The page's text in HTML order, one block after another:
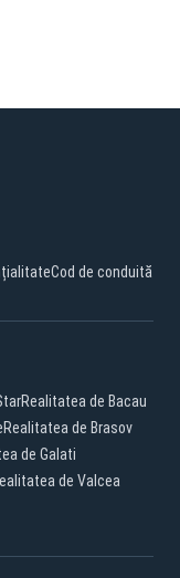
Cod de conduită
Realitatea de Bacau
Realitatea de Brasov
de Galati
de Valcea